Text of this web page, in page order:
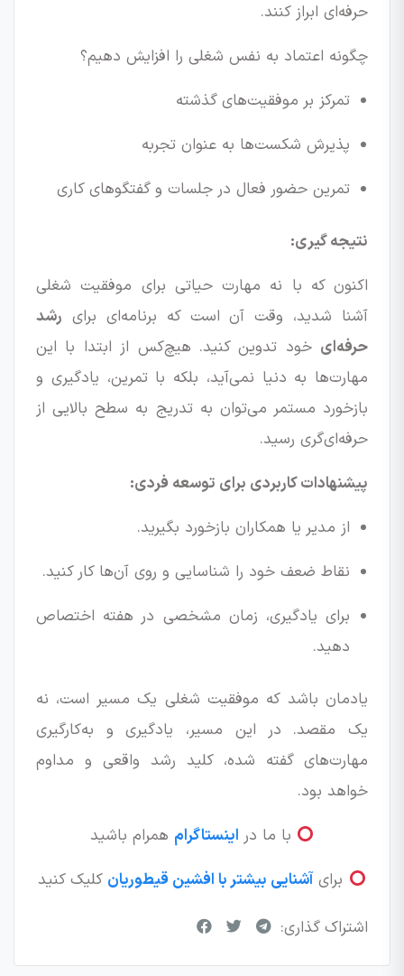
حرفه‌ای ابراز کنند.
چگونه اعتماد به نفس شغلی را افزایش دهیم؟
تمرکز بر موفقیت‌های گذشته
پذیرش شکست‌ها به عنوان تجربه
تمرین حضور فعال در جلسات و گفتگوهای کاری
نتیجه گیری:
اکنون که با نه مهارت حیاتی برای موفقیت شغلی
آشنا شدید، وقت آن است که برنامه‌ای برای رشد
حرفه‌ای خود تدوین کنید. هیچ‌کس از ابتدا با این
مهارت‌ها به دنیا نمی‌آید، بلکه با تمرین، یادگیری و
بازخورد مستمر می‌توان به تدریج به سطح بالایی از
حرفه‌ای‌گری رسید.
پیشنهادات کاربردی برای توسعه فردی:
از مدیر یا همکاران بازخورد بگیرید.
نقاط ضعف خود را شناسایی و روی آن‌ها کار کنید.
برای یادگیری، زمان مشخصی در هفته اختصاص
دهید.
یادمان باشد که موفقیت شغلی یک مسیر است، نه
یک مقصد. در این مسیر، یادگیری و به‌کارگیری
مهارت‌های گفته شده، کلید رشد واقعی و مداوم
خواهد بود.
با ما در اینستاگرام همرام باشید
برای آشنایی بیشتر با افشین قیطوریان کلیک کنید
اشتراک گذاری: